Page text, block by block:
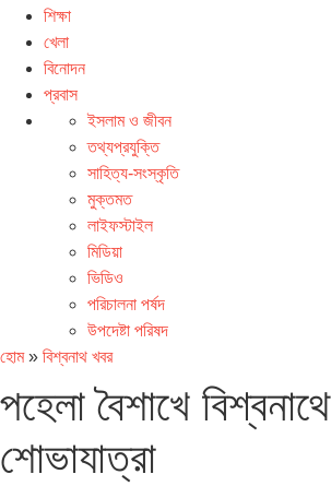
শিক্ষা
খেলা
বিনোদন
প্রবাস
ইসলাম ও জীবন
তথ্যপ্রযুক্তি
সাহিত্য-সংস্কৃতি
মুক্তমত
লাইফস্টাইল
মিডিয়া
ভিডিও
পরিচালনা পর্ষদ
উপদেষ্টা পরিষদ
হোম» বিশ্বনাথ খবর
পহেলা বৈশাখে বিশ্বনাথে
শোভাযাত্রা